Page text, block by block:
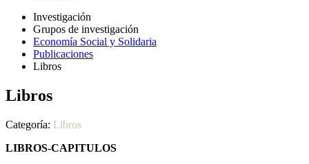
Investigación
Grupos de investigación
Economía Social y Solidaria
Publicaciones
Libros
Libros
Categoría: Libros
LIBROS-CAPITULOS